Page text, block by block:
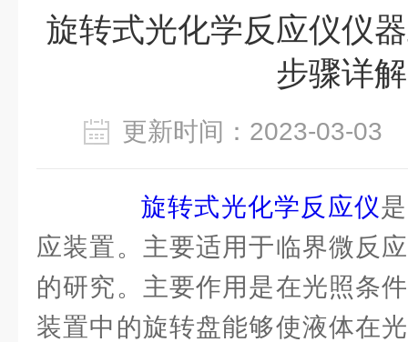
旋转式光化学反应仪仪
步骤详解
更新时间：2023-03-
旋转式光化学反应仪
应装置。主要适用于临界微反
的研究。主要作用是在光照条
装置中的旋转盘能够使液体在